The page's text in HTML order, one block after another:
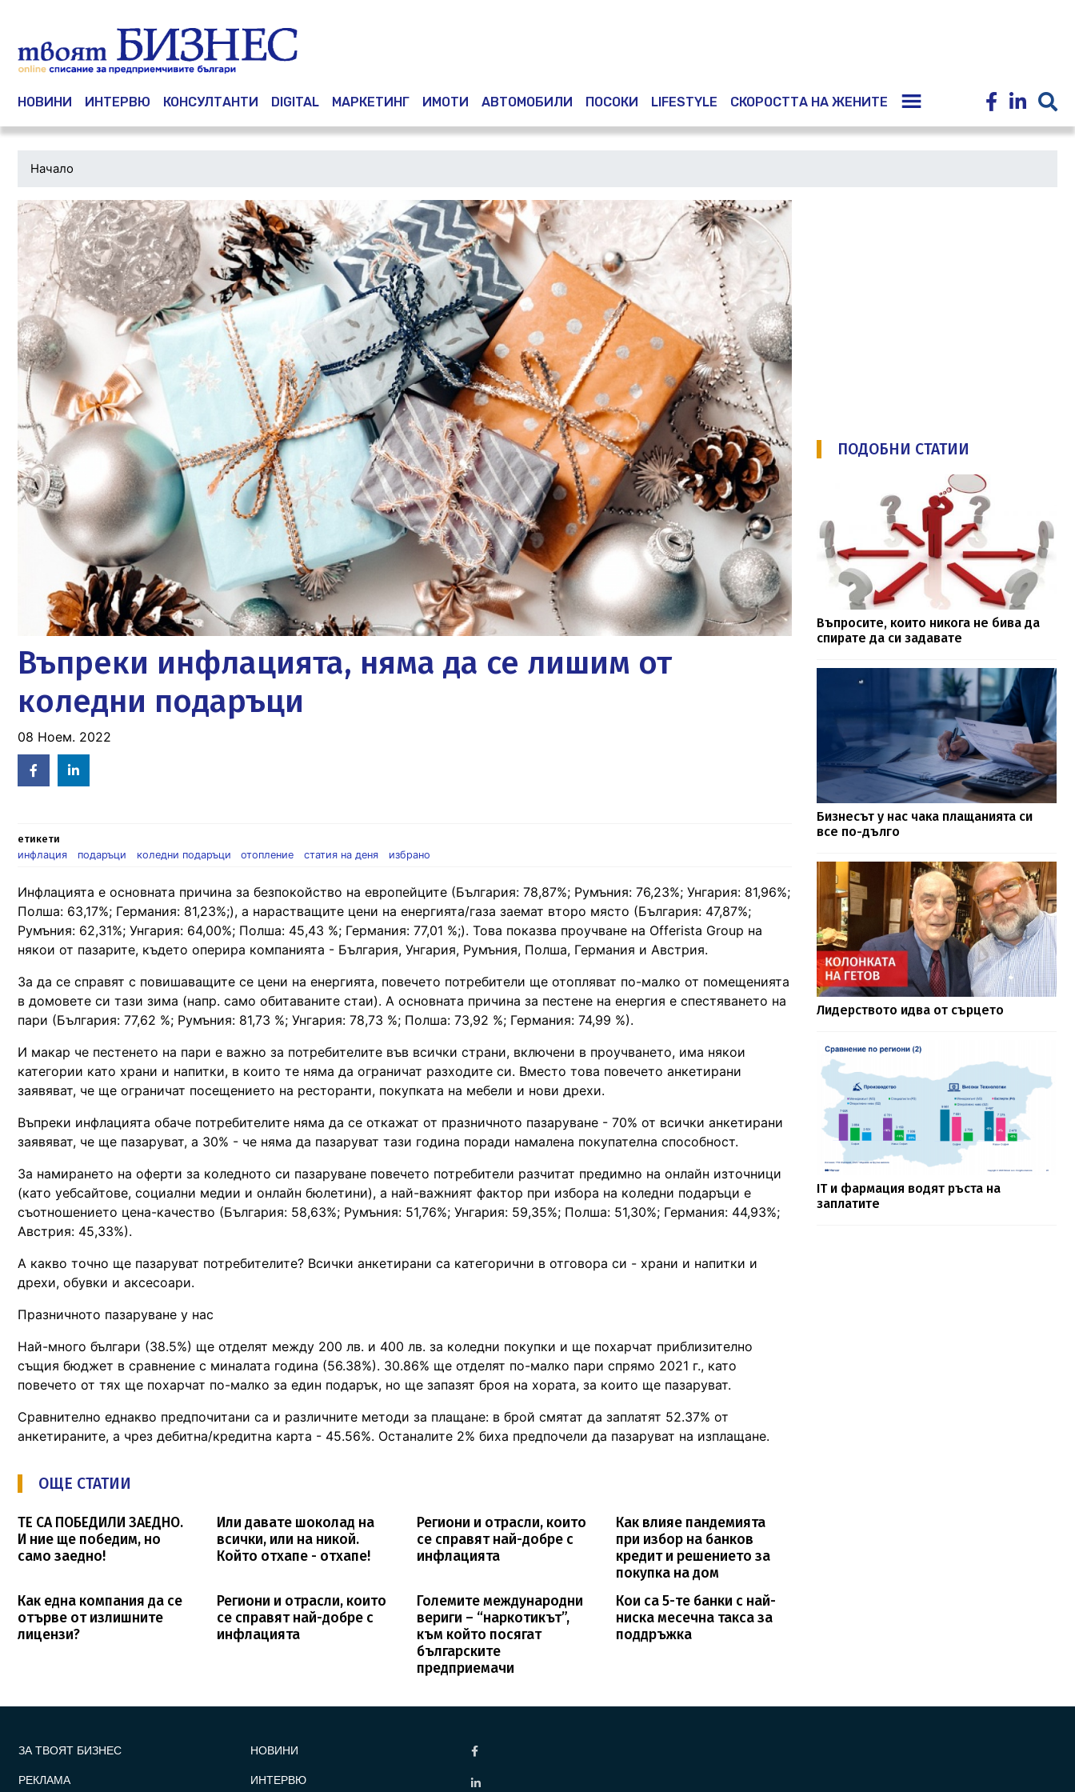
Main navigation
НОВИНИ ИНТЕРВЮ КОНСУЛТАНТИ DIGITAL МАРКЕТИНГ ИМОТИ АВТОМОБИЛИ ПОСОКИ LIFESTYLE СКОРОСТТА НА ЖЕНИТЕ
Начало
Водеща
снимка
Въпреки инфлацията, няма да се лишим от
коледни подаръци
08 Ноем. 2022
Facebook
in
етикети
инфлация
подаръци коледни подаръци отопление статия на деня избрано
Инфлацията е основната причина за безпокойство на европейците (България: 78,87%; Румъния: 76,23%; Унгария: 81,96%;
Полша: 63,17%; Германия: 81,23%;), а нарастващите цени на енергията/газа заемат второ място (България: 47,87%;
Румъния: 62,31%; Унгария: 64,00%; Полша: 45,43 %; Германия: 77,01 %;). Това показва проучване на Offerista Group на
някои от пазарите, където оперира компанията - България, Унгария, Румъния, Полша, Германия и Австрия.
За да се справят с повишаващите се цени на енергията, повечето потребители ще отопляват по-малко от помещенията
в домовете си тази зима (напр. само обитаваните стаи). А основната причина за пестене на енергия е спестяването на
пари (България: 77,62 %; Румъния: 81,73 %; Унгария: 78,73 %; Полша: 73,92 %; Германия: 74,99 %).
И макар че пестенето на пари е важно за потребителите във всички страни, включени в проучването, има някои
категории като храни и напитки, в които те няма да ограничат разходите си. Вместо това повечето анкетирани
заявяват, че ще ограничат посещението на ресторанти, покупката на мебели и нови дрехи.
Въпреки инфлацията обаче потребителите няма да се откажат от празничното пазаруване - 70% от всички анкетирани
заявяват, че ще пазаруват, а 30% - че няма да пазаруват тази година поради намалена покупателна способност.
За намирането на оферти за коледното си пазаруване повечето потребители разчитат предимно на онлайн източници
(като уебсайтове, социални медии и онлайн бюлетини), а най-важният фактор при избора на коледни подаръци е
съотношението цена-качество (България: 58,63%; Румъния: 51,76%; Унгария: 59,35%; Полша: 51,30%; Германия: 44,93%;
Австрия: 45,33%).
А какво точно ще пазаруват потребителите? Всички анкетирани са категорични в отговора си - храни и напитки и
дрехи, обувки и аксесоари.
Празничното пазаруване у нас
Най-много българи (38.5%) ще отделят между 200 лв. и 400 лв. за коледни покупки и ще похарчат приблизително
същия бюджет в сравнение с миналата година (56.38%). 30.86% ще отделят по-малко пари спрямо 2021 г., като
повечето от тях ще похарчат по-малко за един подарък, но ще запазят броя на хората, за които ще пазаруват.
Сравнително еднакво предпочитани са и различните методи за плащане: в брой смятат да заплатят 52.37% от
анкетираните, а чрез дебитна/кредитна карта - 45.56%. Останалите 2% биха предпочели да пазаруват на изплащане.
ОЩЕ СТАТИИ
ТЕ СА ПОБЕДИЛИ ЗАЕДНО.
И ние ще победим, но
само заедно!
Или давате шоколад на
всички, или на никой.
Който отхапе - отхапе!
Региони и отрасли, които
се справят най-добре с
инфлацията
Как влияе пандемията
при избор на банков
кредит и решението за
покупка на дом
Как една компания да се
отърве от излишните
лицензи?
Региони и отрасли, които
се справят най-добре с
инфлацията
Големите международни
вериги – “наркотикът”,
към който посягат
българските
предприемачи
Кои са 5-те банки с най-
ниска месечна такса за
поддръжка
ПОДОБНИ СТАТИИ
Въпросите, които никога не бива да
спирате да си задавате
Бизнесът у нас чака плащанията си
все по-дълго
Лидерството идва от сърцето
IT и фармация водят ръста на
заплатите
ЗА ТВОЯТ БИЗНЕС
РЕКЛАМА
НОВИНИ
ИНТЕРВЮ